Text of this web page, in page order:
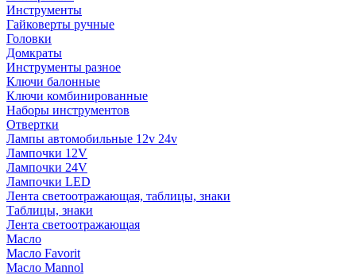
Инструменты
Гайковерты ручные
Головки
Домкраты
Инструменты разное
Ключи балонные
Ключи комбинированные
Наборы инструментов
Отвертки
Лампы автомобильные 12v 24v
Лампочки 12V
Лампочки 24V
Лампочки LED
Лента светоотражающая, таблицы, знаки
Таблицы, знаки
Лента светоотражающая
Масло
Масло Favorit
Масло Mannol